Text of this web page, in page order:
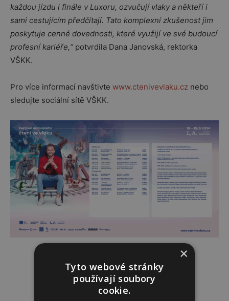
každou jízdu i finále v Luxoru, ozvučují vlaky a někteří i
sami cestujícím předčítají. Tato komplexní zkušenost jim
poskytuje cenné dovednosti, které využijí ve své budoucí
profesní kariéře,“ potvrdila Dana Janovská, rektorka
VŠKK.
Pro více informací navštivte www.ctenivevlaku.cz nebo
sledujte sociální sítě VŠKK.
Reklama
×
Tyto webové stránky
používají soubory
cookie.